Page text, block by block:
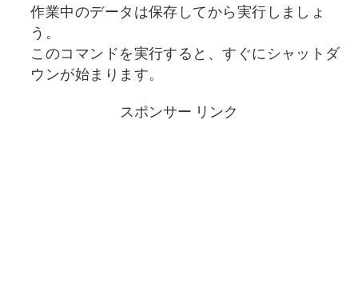
作業中のデータは保存してから実行しましょ
う。
このコマンドを実行すると、すぐにシャットダ
ウンが始まります。
スポンサー リンク